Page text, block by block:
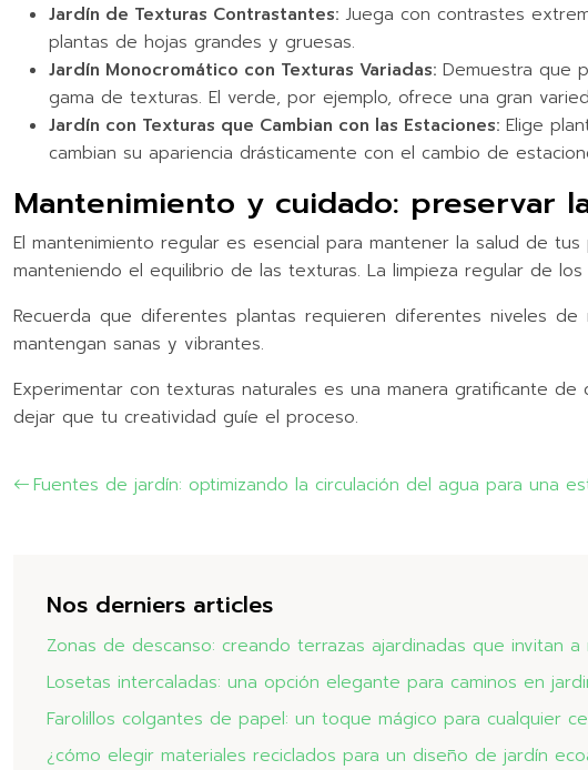
Jardín de Texturas Contrastantes: Juega con contrastes
plantas de hojas grandes y gruesas.
Jardín Monocromático con Texturas Variadas: Demuestra que
gama de texturas. El verde, por ejemplo, ofrece una gran
Jardín con Texturas que Cambian con las Estaciones: Elige
cambian su apariencia drásticamente con el cambio de
Mantenimiento y cuidado: preservar
El mantenimiento regular es esencial para mantener la salud de
manteniendo el equilibrio de las texturas. La limpieza regular de
Recuerda que diferentes plantas requieren diferentes niveles
mantengan sanas y vibrantes.
Experimentar con texturas naturales es una manera gratificante
dejar que tu creatividad guíe el proceso.
Fuentes de jardín: optimizando la circulación del agua para una
Nos derniers articles
Zonas de descanso: creando terrazas ajardinadas que invitan a
Losetas intercaladas: una opción elegante para caminos en
Farolillos colgantes de papel: un toque mágico para cualquier
¿cómo elegir materiales reciclados para un diseño de jardín